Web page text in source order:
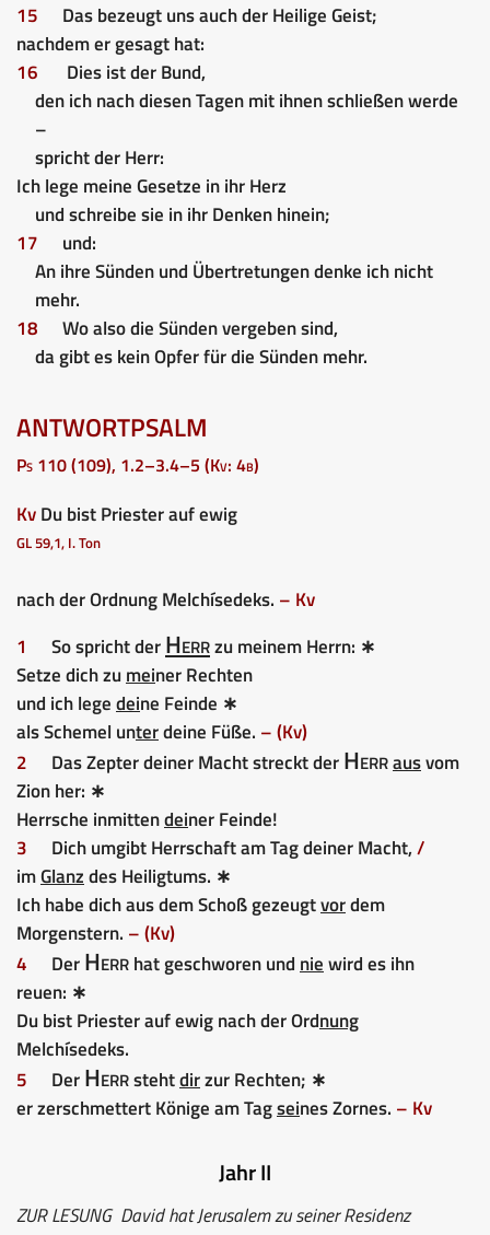
15
Das bezeugt uns auch der Heilige Geist;
nachdem er gesagt hat:
16
Dies ist der Bund,
den ich nach diesen Tagen mit ihnen schließen werde
–
spricht der Herr:
Ich lege meine Gesetze in ihr Herz
und schreibe sie in ihr Denken hinein;
17
und:
An ihre Sünden und Übertretungen denke ich nicht
mehr.
18
Wo also die Sünden vergeben sind,
da gibt es kein Opfer für die Sünden mehr.
ANTWORTPSALM
Ps 110 (109), 1.2–3.4–5 (Kv: 4b)
KvDu bist Priester auf ewig
GL 59,1, I. Ton
nach der Ordnung Melchísedeks. – Kv
1
So spricht derHerrzu meinem Herrn: ∗
Setze dich zumeiner Rechten
und ich legedeine Feinde ∗
als Schemel unterdeine Füße. – (Kv)
2
Das Zepter deiner Macht streckt derHerrausvom
Zion her: ∗
Herrsche inmittendeiner Feinde!
3
Dich umgibt Herrschaft am Tag deiner Macht,/
imGlanzdes Heiligtums. ∗
Ich habe dich aus dem Schoß gezeugtvordem
Morgenstern. – (Kv)
4
DerHerrhat geschworen und niewird es ihn
reuen: ∗
Du bist Priester auf ewig nach der Ordnung
Melchísedeks.
5
DerHerrstehtdirzur Rechten; ∗
er zerschmettert Könige am Tagseines Zornes. – Kv
Jahr II
ZUR LESUNGDavid hat Jerusalem zu seiner Residenz